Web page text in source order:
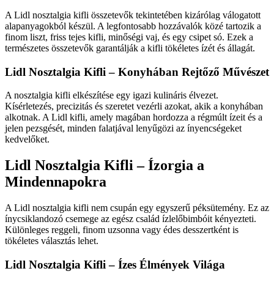
A Lidl nosztalgia kifli összetevők tekintetében kizárólag válogatott
alapanyagokból készül. A legfontosabb hozzávalók közé tartozik a
finom liszt, friss tejes kifli, minőségi vaj, és egy csipet só. Ezek a
természetes összetevők garantálják a kifli tökéletes ízét és állagát.
Lidl Nosztalgia Kifli – Konyhában Rejtőző Művészet
A nosztalgia kifli elkészítése egy igazi kulináris élvezet.
Kísérletezés, precizitás és szeretet vezérli azokat, akik a konyhában
alkotnak. A Lidl kifli, amely magában hordozza a régmúlt ízeit és a
jelen pezsgését, minden falatjával lenyűgözi az ínyencségeket
kedvelőket.
Lidl Nosztalgia Kifli – Ízorgia a
Mindennapokra
A Lidl nosztalgia kifli nem csupán egy egyszerű péksütemény. Ez az
ínycsiklandozó csemege az egész család ízlelőbimbóit kényezteti.
Különleges reggeli, finom uzsonna vagy édes desszertként is
tökéletes választás lehet.
Lidl Nosztalgia Kifli – Ízes Élmények Világa